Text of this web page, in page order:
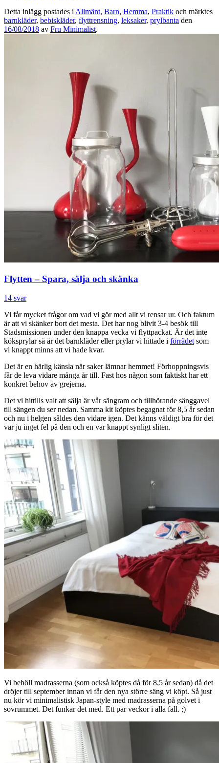
Detta inlägg postades iAllmänt, Barn, Hemma, Praktik och märktes
barnkläder, bebiskläder, flyttrensning, leksaker, prylbanta den
16/08/2018 av Fru Minimalist.
Flytten – Spara, sälja och skänka
14 svar
Vi får mycket frågor om vad vi gör med allt vi rensar ur. Och faktum
är att vi skänker bort det mesta. Det har nog blivit 3-4 besök till
Stadsmissionen under den knappa vecka vi flyttpackat. Är det inte
köksprylar så är det barnkläder eller prylar vi hittade i förrådet som
vi knappt minns att vi hade kvar.
Det är en härlig känsla när saker lämnar hemmet! Förhoppningsvis
får de leva vidare många år till. Fast hos någon som faktiskt har ett
konkret behov av grejerna.
Det vi hittills valt att sälja är vår sängram och tillhörande sänggavel
till sängen du ser nedan. Samma kit köptes begagnat för 8,5 år sedan
och nu i helgen såldes den vidare igen. Det känns väldigt bra för det
var ju inget fel på den och en var knappt synligt sliten.
Vi behöll madrasserna (som också köptes då för 8,5 år sedan) då det
dröjer till september innan vi får den nya större säng vi köpt. Så just
nu kör vi minimalistisk Japan-style med madrasserna på golvet i
sovrummet. Det funkar det med. Ett par veckor i alla fall. ;)